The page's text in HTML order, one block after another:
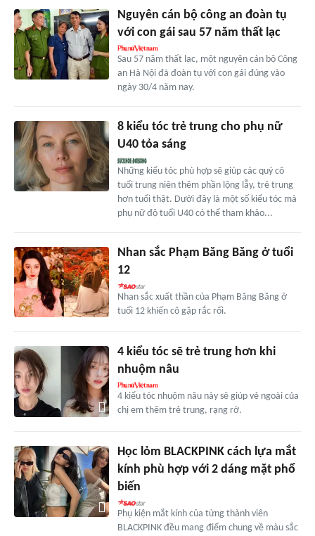
Nguyên cán bộ công an đoàn tụ
với con gái sau 57 năm thất lạc
Sau 57 năm thất lạc, một nguyên cán bộ Công
an Hà Nội đã đoàn tụ với con gái đúng vào
ngày 30/4 năm nay.
8 kiểu tóc trẻ trung cho phụ nữ
U40 tỏa sáng
Những kiểu tóc phù hợp sẽ giúp các quý cô
tuổi trung niên thêm phần lộng lẫy, trẻ trung
hơn tuổi thật. Dưới đây là một số kiểu tóc mà
phụ nữ độ tuổi U40 có thể tham khảo...
Nhan sắc Phạm Băng Băng ở tuổi
12
Nhan sắc xuất thần của Phạm Băng Băng ở
tuổi 12 khiến cô gặp rắc rối.
4 kiểu tóc sẽ trẻ trung hơn khi
nhuộm nâu
4 kiểu tóc nhuộm nâu này sẽ giúp vẻ ngoài của
chị em thêm trẻ trung, rạng rỡ.
Học lỏm BLACKPINK cách lựa mắt
kính phù hợp với 2 dáng mặt phổ
biến
Phụ kiện mắt kính của từng thành viên
BLACKPINK đều mang điểm chung về màu sắc